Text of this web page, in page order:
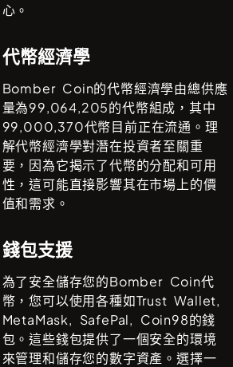
心。
代幣經濟學
Bomber Coin的代幣經濟學由總供應
量為99,064,205的代幣組成，其中
99,000,370代幣目前正在流通。理
解代幣經濟學對潛在投資者至關重
要，因為它揭示了代幣的分配和可用
性，這可能直接影響其在市場上的價
值和需求。
錢包支援
為了安全儲存您的Bomber Coin代
幣，您可以使用各種如Trust Wallet,
MetaMask, SafePal, Coin98的錢
包。這些錢包提供了一個安全的環境
來管理和儲存您的數字資產。選擇一